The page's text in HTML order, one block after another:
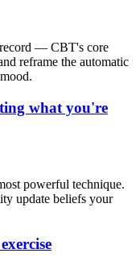
record — CBT's core
reframe the automatic
what you're
powerful technique.
update beliefs your